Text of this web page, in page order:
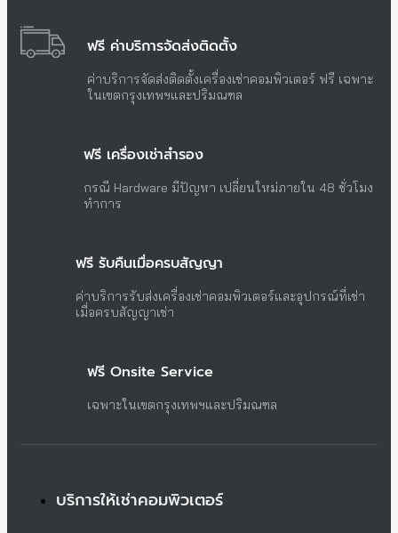
ฟรี ค่าบริการจัดส่งติดตั้ง
ค่าบริการจัดส่งติดตั้งเครื่องเช่าคอมพิวเตอร์ ฟรี เฉพาะ
ในเขตกรุงเทพฯและปริมณฑล
ฟรี เครื่องเช่าสำรอง
กรณี Hardware มีปัญหา เปลี่ยนใหม่ภายใน 48 ชั่วโมง
ทำการ
ฟรี รับคืนเมื่อครบสัญญา
ค่าบริการรับส่งเครื่องเช่าคอมพิวเตอร์และอุปกรณ์ที่เช่า
เมื่อครบสัญญาเช่า
ฟรี Onsite Service
เฉพาะในเขตกรุงเทพฯและปริมณฑล
บริการให้เช่าคอมพิวเตอร์